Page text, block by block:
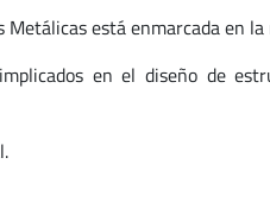
está enmarcada en
en el diseño de